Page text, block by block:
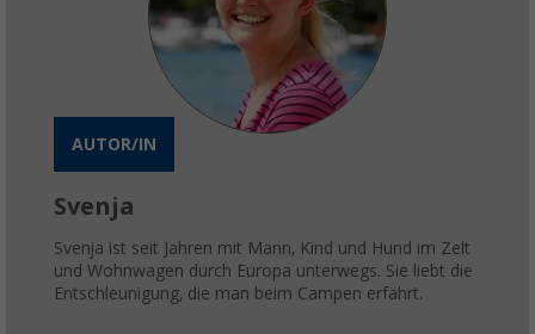
AUTOR/IN
Svenja
Svenja ist seit Jahren mit Mann, Kind und Hund im Zelt
und Wohnwagen durch Europa unterwegs. Sie liebt die
Entschleunigung, die man beim Campen erfährt.